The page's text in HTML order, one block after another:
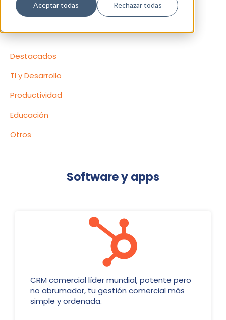
Aceptar todas Rechazar todas
Contenido
Destacados
TI y Desarrollo
Productividad
Educación
Otros
Software y apps
CRM comercial líder mundial, potente pero
no abrumador, tu gestión comercial más
simple y ordenada.